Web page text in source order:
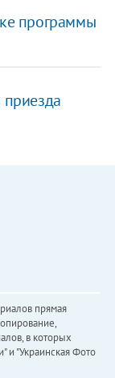
программы
прямая
в которых
и "Украинская Фото